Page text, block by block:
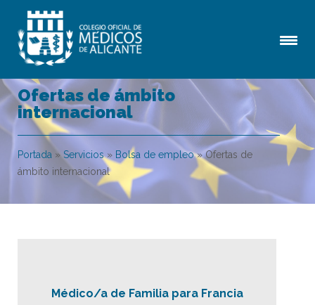
Ofertas de ámbito
internacional
Portada »Servicios» Bolsa de empleo»Ofertas de
ámbito internacional
Médico/a de Familia para Francia